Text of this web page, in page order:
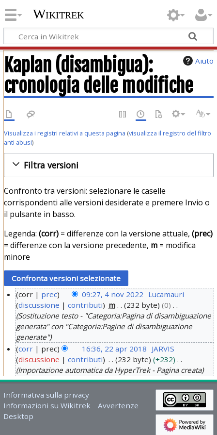
Wikitrek
Aiuto
Kaplan (disambigua):
cronologia delle modifiche
Visualizza i registri relativi a questa pagina (visualizza il registro del filtro
anti abusi)
Filtra versioni
Confronto tra versioni: selezionare le caselle
corrispondenti alle versioni desiderate e premere Invio o
il pulsante in basso.
Legenda: (corr)= differenze con la versione attuale, (prec)
= differenze con la versione precedente, m= modifica
minore
2
2
corr prec 09:27, 4 nov 2022 Lucamauri
discussione
contributi m 232 byte
0
Sostituzione testo - "Categoria:Pagina di disambiguazione
generata" con "Categoria:Pagine di disambiguazione
generate"
2
p
r
2
corr prec 16:36, 22 apr 2018 JARVIS
discussione
contributi 232 byte
+232
Importazione automatica da HyperTrek - Pagina creata
Informativa sulla privacy
Informazioni su Wikitrek
Avvertenze
Desktop